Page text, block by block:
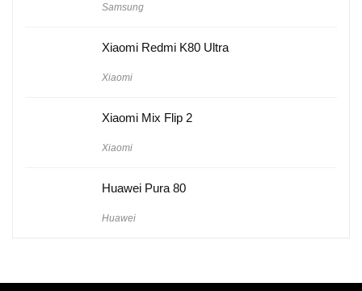
Samsung
Xiaomi Redmi K80 Ultra
Xiaomi
Xiaomi Mix Flip 2
Xiaomi
Huawei Pura 80
Huawei